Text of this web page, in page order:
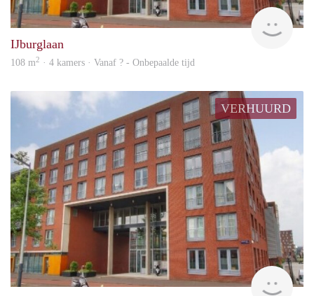
rent
IJburglaan
108 m2 · 4 kamers · Vanaf ? - Onbepaalde tijd
VERHUURD
rent